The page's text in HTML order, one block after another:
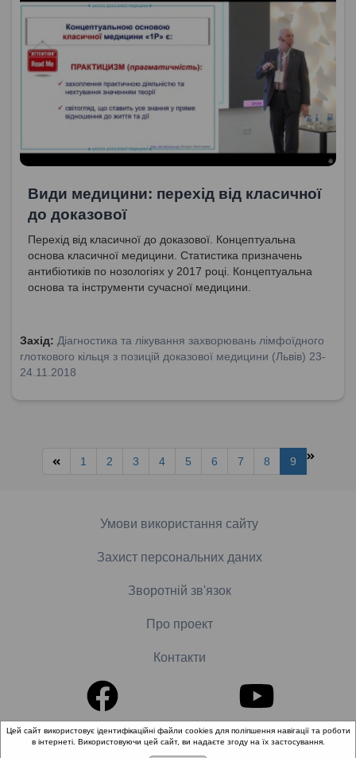
Види медицини: перехід від класичної
до доказової
Перехід від класичної до доказової. Концептуальна
основа класичної медицини. Статистика призначень
антибіотиків по нозологіях у 2017 році. Концептуальна
основа та інструменти сучасної медицини.
Захід: Діагностика та лікування захворювань лімфоїдного
глоткового кільця з позицій доказової медицини (Львів) 23-
24.11.2018
1 2 3 4 5 6 7 8 9
Умови використання сайту
Захист персональних даних
Зворотній зв'язок
Про проект
Контакти
© 2018-2026 «Школа доказової медицини». Всі права
Цей сайт використовує ідентифікаційні файли cookies для поліпшення навігації та роботи
в інтернеті. Використовуючи цей сайт, ви надаєте згоду на їх застосування.